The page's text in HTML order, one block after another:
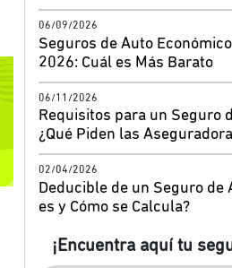
06/09/2026
Seguros de Auto
2026: Cuál es Más Barato
06/11/2026
Requisitos para un Seguro
¿Qué Piden las
02/04/2026
Deducible de un Seguro de
es y Cómo se Calcula?
¡Encuentra aquí tu